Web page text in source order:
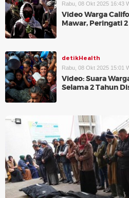
Rabu, 08 Okt 2025 16:43
Video Warga
Mawar, Peringati
detikHealth
Rabu, 08 Okt 2025 15:01
Video: Suara
Selama 2 Tahun